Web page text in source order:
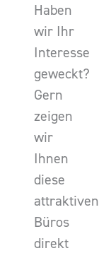
Haben
wir Ihr
Interesse
geweckt?
Gern
zeigen
wir
Ihnen
diese
attraktiven
Büros
direkt